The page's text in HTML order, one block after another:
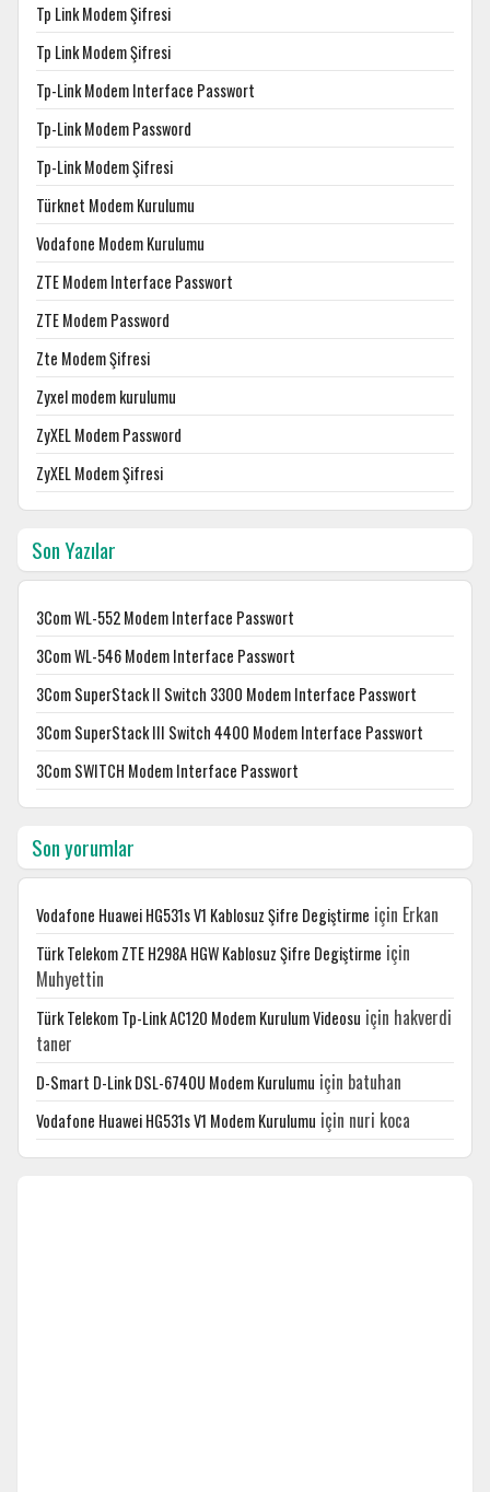
Tp Link Modem Şifresi
Tp Link Modem Şifresi
Tp-Link Modem Interface Passwort
Tp-Link Modem Password
Tp-Link Modem Şifresi
Türknet Modem Kurulumu
Vodafone Modem Kurulumu
ZTE Modem Interface Passwort
ZTE Modem Password
Zte Modem Şifresi
Zyxel modem kurulumu
ZyXEL Modem Password
ZyXEL Modem Şifresi
Son Yazılar
3Com WL-552 Modem Interface Passwort
3Com WL-546 Modem Interface Passwort
3Com SuperStack II Switch 3300 Modem Interface Passwort
3Com SuperStack III Switch 4400 Modem Interface Passwort
3Com SWITCH Modem Interface Passwort
Son yorumlar
Vodafone Huawei HG531s V1 Kablosuz Şifre Degiştirme için Erkan
Türk Telekom ZTE H298A HGW Kablosuz Şifre Degiştirme için
Muhyettin
Türk Telekom Tp-Link AC120 Modem Kurulum Videosu için hakverdi
taner
D-Smart D-Link DSL-6740U Modem Kurulumu için batuhan
Vodafone Huawei HG531s V1 Modem Kurulumu için nuri koca